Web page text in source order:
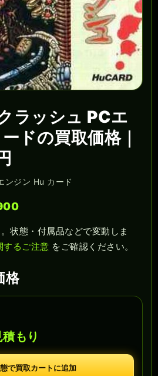
ラッシュ PCエ
ドの買取価格｜
ンジン Hu カード
状態・付属品などで変動しま
するご注意 をご確認ください。
格
もり
で買取カートに追加